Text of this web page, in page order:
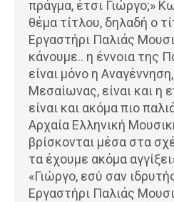
πράγμα, έτσι Γιώργο;»
θέμα τίτλου, δηλαδή ο
Εργαστήρι Παλιάς
κάνουμε.. η έννοια της
είναι μόνο η Αναγέννηση,
Μεσαίωνας, είναι και η
είναι και ακόμα πιο
Αρχαία Ελληνική
βρίσκονται μέσα στα
τα έχουμε ακόμα
«Γιώργο, εσύ σαν
Εργαστήρι Παλιάς